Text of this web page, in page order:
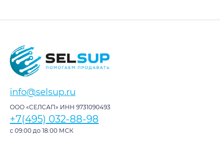
info@selsup.ru
ООО «СЕЛСАП» ИНН 9731090493
+7(495) 032-88-98
с 09:00 до 18:00 МСК